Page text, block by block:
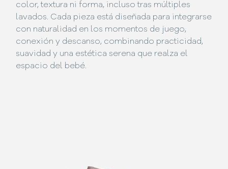
color, textura ni forma, incluso tras múltiples
lavados. Cada pieza está diseñada para integrarse
con naturalidad en los momentos de juego,
conexión y descanso, combinando practicidad,
suavidad y una estética serena que realza el
espacio del bebé.